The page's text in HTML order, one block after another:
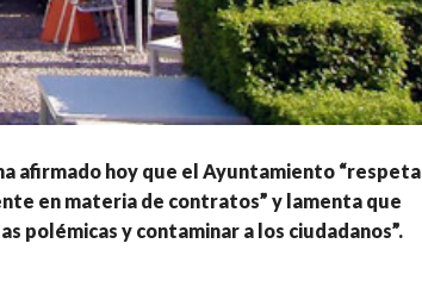
afirmado hoy que el Ayuntamiento “respeta
en materia de contratos” y lamenta que
polémicas y contaminar a los ciudadanos”.